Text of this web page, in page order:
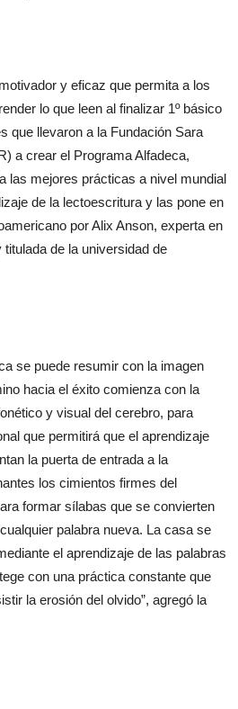
y eficaz que permita a los
lo que leen al finalizar 1º básico
que llevaron a la Fundación Sara
a crear el Programa Alfadeca,
las mejores prácticas a nivel mundial
de la lectoescritura y las pone en
por Alix Anson, experta en
de la universidad de
se puede resumir con la imagen
hacia el éxito comienza con la
y visual del cerebro, para
que permitirá que el aprendizaje
la puerta de entrada a la
los cimientos firmes del
formar sílabas que se convierten
palabra nueva. La casa se
el aprendizaje de las palabras
con una práctica constante que
la erosión del olvido”, agregó la